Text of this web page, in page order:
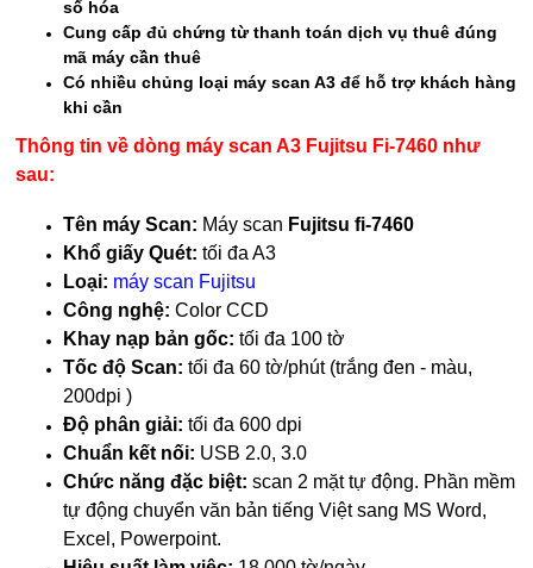
số hóa
Cung cấp đủ chứng từ thanh toán dịch vụ thuê đúng
mã máy cần thuê
Có nhiều chủng loại máy scan A3 để hỗ trợ khách hàng
khi cần
​Thông tin về dòng máy scan A3 Fujitsu Fi-7460 như
sau:
Tên máy Scan: Máy scan Fujitsu fi-7460
Khổ giấy Quét: tối đa A3
Loại: máy scan Fujitsu
Công nghệ: Color CCD
Khay nạp bản gốc: tối đa 100 tờ
Tốc độ Scan: tối đa 60 tờ/phút (trắng đen - màu,
200dpi )
Độ phân giải: tối đa 600 dpi
Chuẩn kết nối: USB 2.0, 3.0
Chức năng đặc biệt: scan 2 mặt tự động. Phần mềm
tự động chuyển văn bản tiếng Việt sang MS Word,
Excel, Powerpoint.